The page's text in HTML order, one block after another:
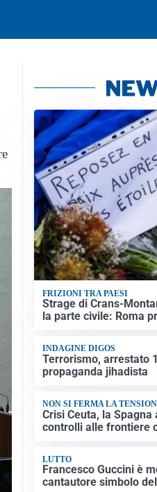
FRIZIONI TRA PAESI
Strage di Crans-
la parte civile: Roma
INDAGINE DIGOS
Terrorismo, arrestato
propaganda jihadista
NON SI FERMA LA
Crisi Ceuta, la Spagna
controlli alle frontiere
LUTTO
Francesco Guccini è
cantautore simbolo